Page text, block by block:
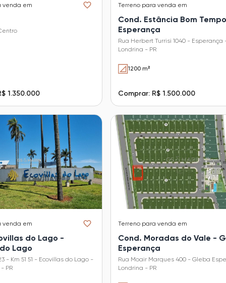
venda em
1.350.000
Terreno para venda em
Cond. Estância Bom
Esperança
Rua Herbert Turrisi 1040 - Esperança
Londrina - PR
1200 m²
Comprar: R$ 1.500.000
venda em
do Lago -
Lago
- Km 51 51 - Ecovillas do Lago -
PR
Terreno para venda em
Cond. Moradas do Vale -
Esperança
Rua Moair Marques 400 - Gleba
Londrina - PR